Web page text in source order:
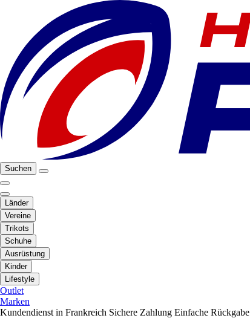
Suchen
Länder
Vereine
Trikots
Schuhe
Ausrüstung
Kinder
Lifestyle
Outlet
Marken
Kundendienst in Frankreich Sichere Zahlung Einfache Rückgabe